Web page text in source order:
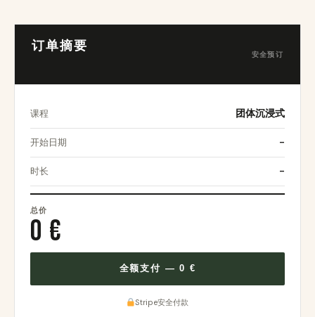
订单摘要
安全预订
课程 团体沉浸式
开始日期 -
时长 -
总价
0 €
全额支付 —0 €
Stripe安全付款